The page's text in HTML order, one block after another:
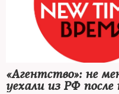
«Агентство»: не
уехали из РФ после